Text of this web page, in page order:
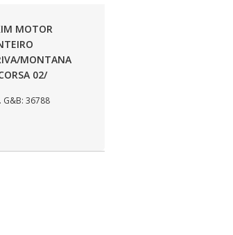
MOTOR
MONTANA
02/
G&B: 36788